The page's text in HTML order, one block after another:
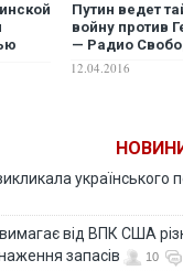
Путин ведет
войну против
— Радио
12.04.2016
від ВПК США
запасів
10